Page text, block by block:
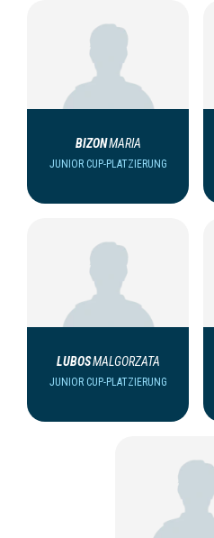
BIZONMARIA
JUNIOR CUP-PLATZIERUNG
LUBOSMALGORZATA
JUNIOR CUP-PLATZIERUNG